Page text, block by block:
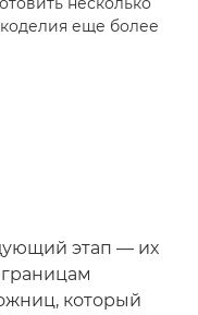
еще более
этап — их
который